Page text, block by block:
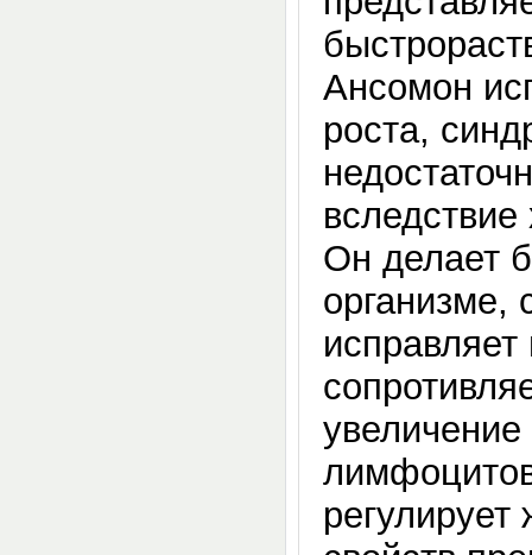
Ансомон
роста,
вследствие
Он делает
организме,